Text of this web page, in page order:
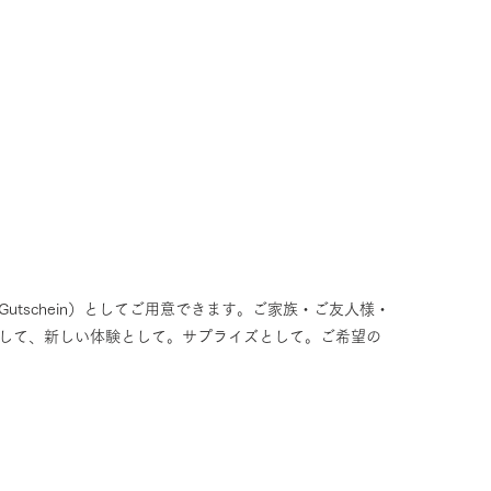
）としてご用意できます。
ご家族・ご友人様・
て
、新しい体験として。 サプライズとして。
ご希望の